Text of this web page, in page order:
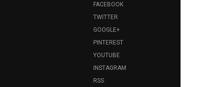
FACEBOOK
TWITTER
GOOGLE+
PINTEREST
YOUTUBE
INSTAGRAM
RSS